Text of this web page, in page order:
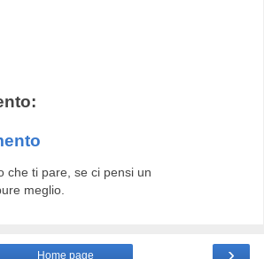
che ti pare, se ci pensi un
meglio.
Home page